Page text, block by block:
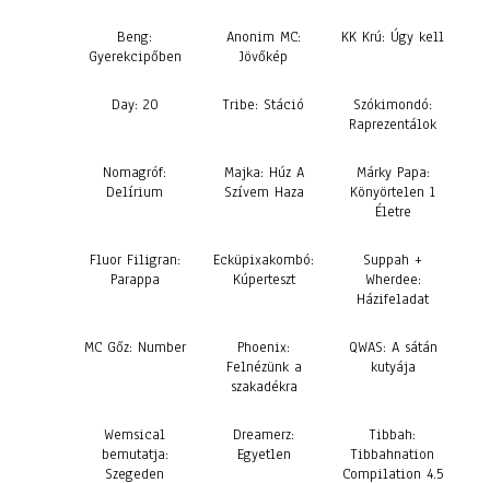
Beng:
Gyerekcipőben
Anonim MC:
Jövőkép
KK Krú: Úgy kell
Day: 20 Tribe: Stáció
Szókimondó:
Raprezentálok
Nomagróf:
Delírium
Majka: Húz A
Szívem Haza
Márky Papa:
Könyörtelen 1
Életre
Fluor Filigran:
Parappa
Ecküpixakombó:
Kúperteszt
Suppah +
Wherdee:
Házifeladat
MC Gőz: Number
Phoenix:
Felnézünk a
szakadékra
QWAS: A sátán
kutyája
Wemsical
bemutatja:
Szegeden
Dreamerz:
Egyetlen
Tibbah:
Tibbahnation
Compilation 4.5